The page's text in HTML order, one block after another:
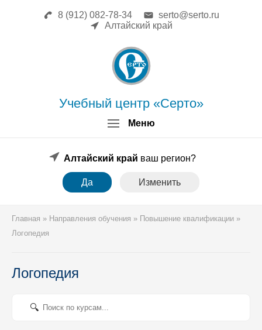
Меню
Учебный центр «Серто»
8 (912) 082-78-34
serto@serto.ru
Алтайский край
Алтайский край ваш регион?
Да Изменить
Главная » Направления обучения » Повышение квалификации »
Логопедия
Логопедия
Повышение квалификации
Профессиональная переподготовка
Форма заявки
Образец диплома
Аттестация поверителей
Системы менеджмента
Реквизиты
Координаты